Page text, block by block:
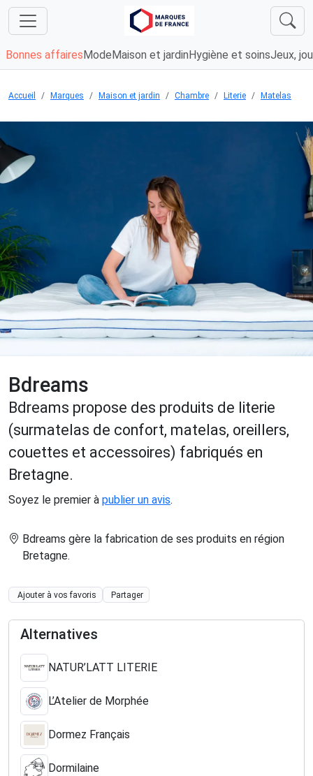
Bonnes affaires Mode Maison et jardin Hygiène et soinsJeux,
Accueil Marques Maison et jardin Chambre Literie Matelas
Chargement...
Bdreams
Bdreams propose des produits de literie
(surmatelas de confort, matelas, oreillers,
couettes et accessoires) fabriqués en
Bretagne.
Soyez le premier à publier un avis.
Bdreams gère la fabrication de ses produits en région
Bretagne.
Ajouter à vos favoris Partager
Alternatives
NATUR’LATT LITERIE
L’Atelier de Morphée
Dormez Français
Dormilaine